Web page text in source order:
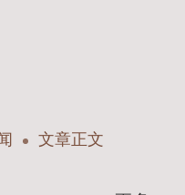
文章正文